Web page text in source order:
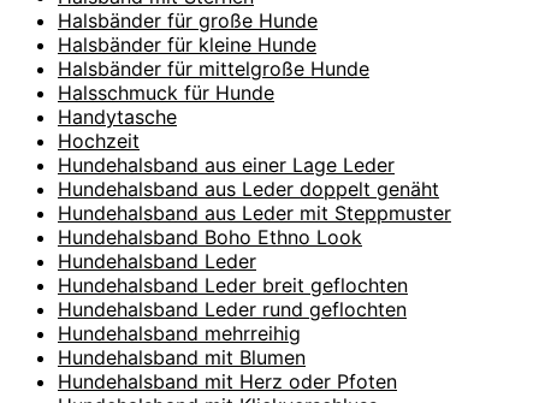
Halsbänder für große Hunde
Halsbänder für kleine Hunde
Halsbänder für mittelgroße Hunde
Halsschmuck für Hunde
Handytasche
Hochzeit
Hundehalsband aus einer Lage Leder
Hundehalsband aus Leder doppelt genäht
Hundehalsband aus Leder mit Steppmuster
Hundehalsband Boho Ethno Look
Hundehalsband Leder
Hundehalsband Leder breit geflochten
Hundehalsband Leder rund geflochten
Hundehalsband mehrreihig
Hundehalsband mit Blumen
Hundehalsband mit Herz oder Pfoten